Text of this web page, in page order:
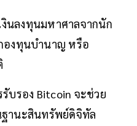
งินลงทุนมหาศาลจากนัก
องทุนบำนาญ หรือ
บรอง Bitcoin จะช่วย
านะสินทรัพย์ดิจิทัล